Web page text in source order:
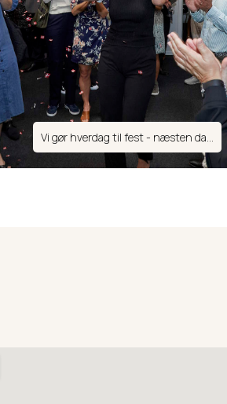
Vi gør hverdag til fest - næsten da...